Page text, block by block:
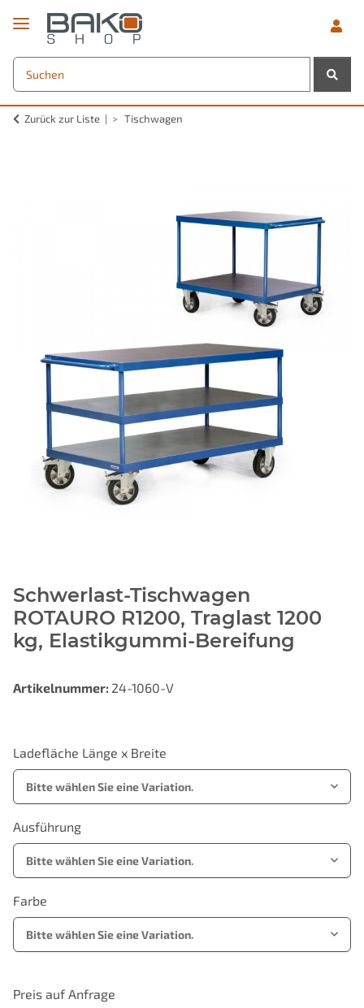
Zurück zur Liste Tischwagen
Schwerlast-Tischwagen
ROTAURO R1200, Traglast 1200
kg, Elastikgummi-Bereifung
Artikelnummer: 24-1060-V
Ladefläche Länge x Breite
Bitte wählen Sie eine Variation.
Ausführung
Bitte wählen Sie eine Variation.
Farbe
Bitte wählen Sie eine Variation.
Preis auf Anfrage